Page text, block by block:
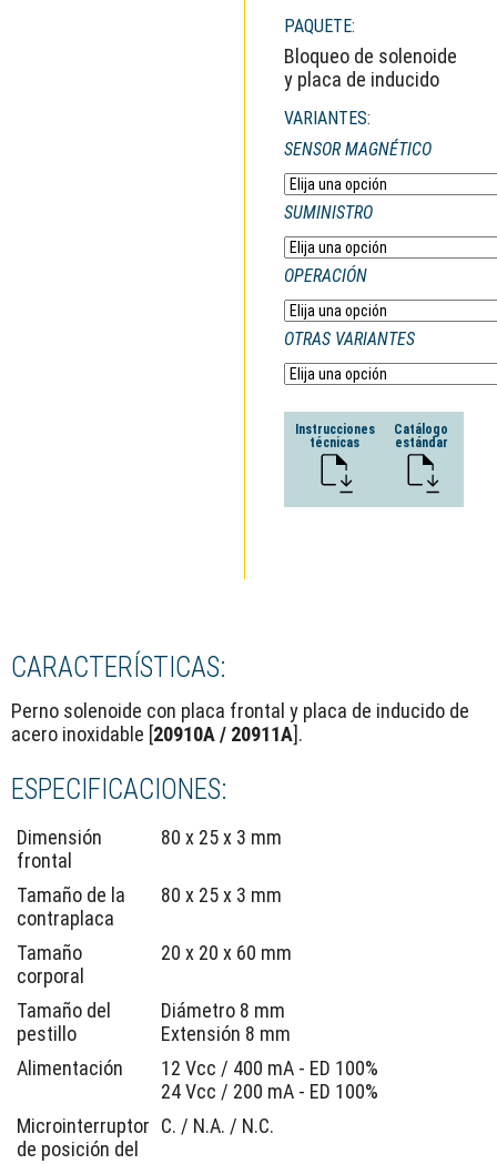
PAQUETE:
Bloqueo de solenoide
y placa de inducido
VARIANTES:
SENSOR MAGNÉTICO
SUMINISTRO
OPERACIÓN
OTRAS VARIANTES
Instrucciones
técnicas
Catálogo
estándar
CARACTERÍSTICAS:
Perno solenoide con placa frontal y placa de inducido de
acero inoxidable [20910A / 20911A].
ESPECIFICACIONES:
Dimensión
frontal
80 x 25 x 3 mm
Tamaño de la
contraplaca
80 x 25 x 3 mm
Tamaño
corporal
20 x 20 x 60 mm
Tamaño del
pestillo
Diámetro 8 mm
Extensión 8 mm
Alimentación
12 Vcc / 400 mA - ED 100%
24 Vcc / 200 mA - ED 100%
Microinterruptor
de posición del
C. / N.A. / N.C.